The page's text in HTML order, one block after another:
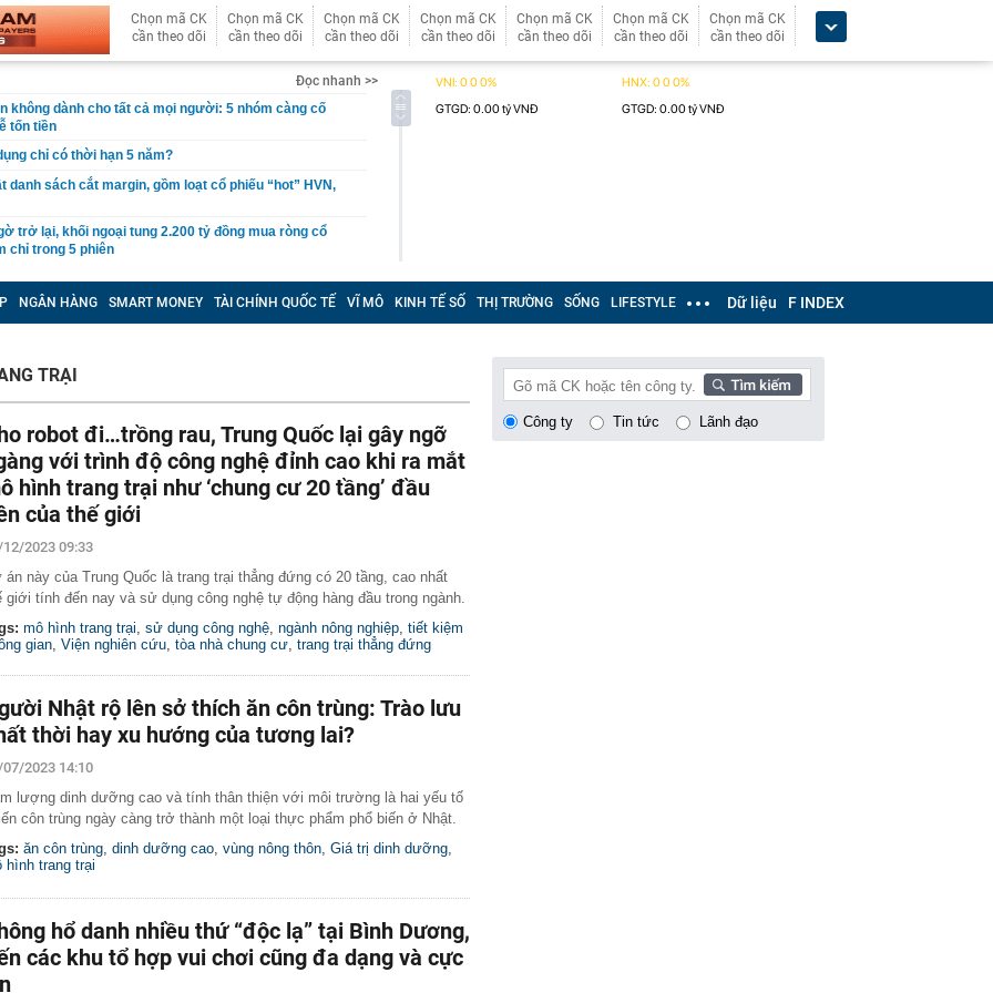
Chọn mã CK
cần theo dõi
Chọn mã CK
cần theo dõi
Chọn mã CK
cần theo dõi
Chọn mã CK
cần theo dõi
Chọn mã CK
cần theo dõi
Chọn mã CK
cần theo dõi
Chọn mã CK
cần theo dõi
Đọc nhanh >>
không dành cho tất cả mọi người: 5 nhóm càng cố
tốn tiền
chỉ có thời hạn 5 năm?
danh sách cắt margin, gồm loạt cổ phiếu “hot” HVN,
trở lại, khối ngoại tung 2.200 tỷ đồng mua ròng cổ
chỉ trong 5 phiên
thép với 2.700 lao động đang nợ Trung Quốc gần 1,3
trọng đang trở lại trên thị trường chứng khoán
ăn gì thế?"
biệt thự 9 phòng ngủ ở TP.HCM giá gốc 600 tỷ, giảm
bố phim Tết 2027, nghe tên ai cũng quả quyết “chắc
giấu kín suốt 15 năm trên iPhone
nhiều gia đình không còn phơi quần áo ở ban công?
ngoài trời đang được dùng theo 1 cách rất khác
thuộc có khả năng tích tụ kim loại nặng, người Việt
gốc trước khi sử dụng
quà, 5 câu nói này đủ sức khiến mối quan hệ phụ
gắn bó khăng khít, con trẻ được hưởng lợi!
Crimea, phá hủy hệ thống phòng không 15 triệu USD
đốc Nhà hát Chèo Quân đội mua ô tô tặng sinh nhật
12 tuổi
"dính" gần 100 lần phạt nguội do chạy quá tốc độ quy
7/2026 vi phạm 21 lần
bực bội vì lộ tin về kho đạn dược Mỹ
NGÂN HÀNG SMART MONEY TÀI CHÍNH QUỐC TẾ VĨ MÔ KINH TẾ SỐ THỊ TRƯỜNG SỐNG LIFESTYLE Dữ liệu F INDEX
TRẠI
robot đi…trồng rau, Trung Quốc lại gây ngỡ
với trình độ công nghệ đỉnh cao khi ra mắt
hình trang trại như ‘chung cư 20 tầng’ đầu
của thế giới
2023 09:33
án này của Trung Quốc là trang trại thẳng đứng có 20 tầng, cao nhất
giới tính đến nay và sử dụng công nghệ tự động hàng đầu trong ngành.
mô hình trang trại, sử dụng công nghệ, ngành nông nghiệp, tiết kiệm
gian, Viện nghiên cứu, tòa nhà chung cư, trang trại thẳng đứng
Nhật rộ lên sở thích ăn côn trùng: Trào lưu
thời hay xu hướng của tương lai?
2023 14:10
lượng dinh dưỡng cao và tính thân thiện với môi trường là hai yếu tố
côn trùng ngày càng trở thành một loại thực phẩm phổ biến ở Nhật.
ăn côn trùng, dinh dưỡng cao, vùng nông thôn, Giá trị dinh dưỡng,
hình trang trại
hổ danh nhiều thứ “độc lạ” tại Bình Dương,
các khu tổ hợp vui chơi cũng đa dạng và cực
Công ty Tin tức Lãnh đạo